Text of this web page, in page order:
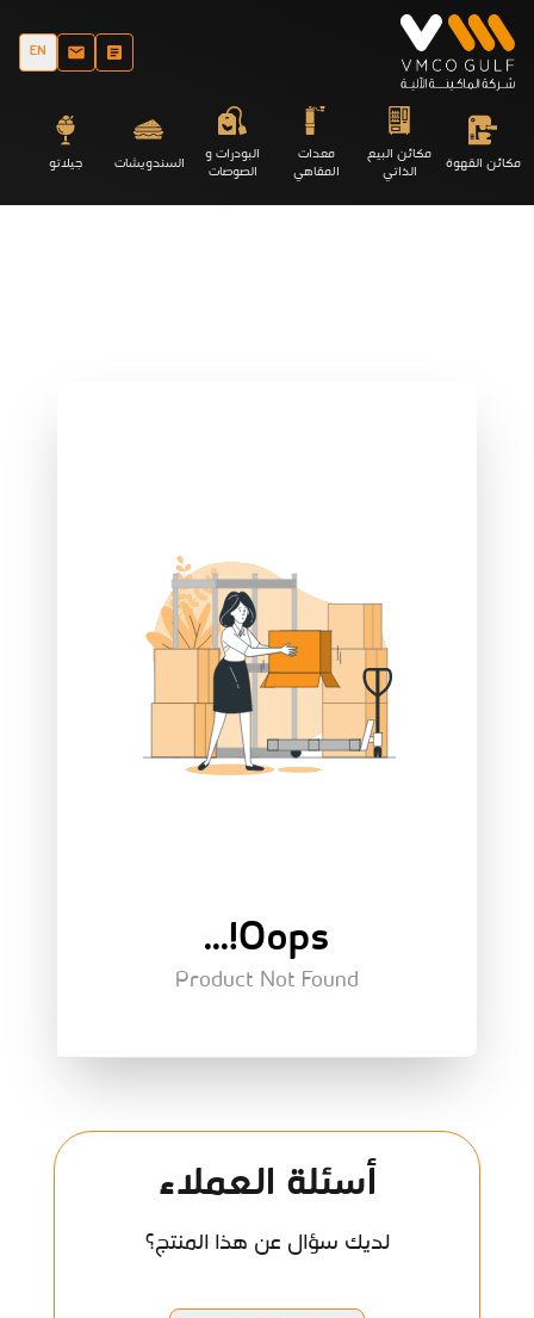
EN
مكائن القهوة مكائن البيع
الذاتي
معدات
المقاهي
البودرات و
الصوصات السندويشات جيلاتو
Oops!...
Product Not Found
أسئلة العملاء
لديك سؤال عن هذا المنتج؟